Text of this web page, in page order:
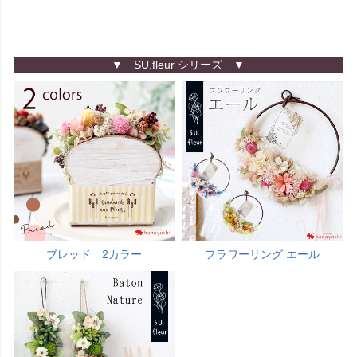
▼ SU.fleur シリーズ ▼
ブレッド 2カラー フラワーリング エール